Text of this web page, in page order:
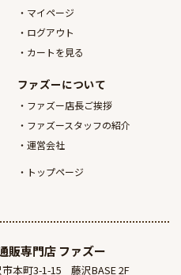
マイページ
ログアウト
カートを見る
ファズーについて
ファズー店長ご挨拶
ファズースタッフの紹介
運営会社
トップページ
販専門店 ファズー
本町3-1-15
藤沢BASE 2F